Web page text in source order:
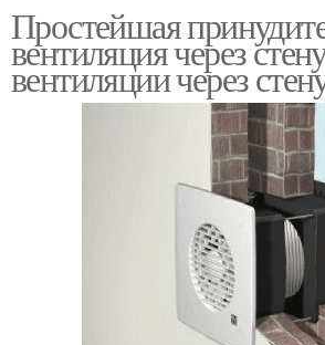
Вентиляция в доме
Вентиляция в частном
Вентиляция в стене
Простейшая
вентиляция через
вентиляции через